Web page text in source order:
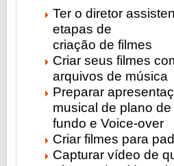
Ter o diretor
etapas de
criação de filmes
Criar seus filmes
arquivos de música
Preparar
musical de plano de
fundo e Voice-over
Criar filmes para
Capturar vídeo de